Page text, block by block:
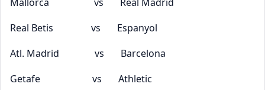
Real Betis vs Espanyol
Atl. Madrid vs Barcelona
Getafe vs Athletic